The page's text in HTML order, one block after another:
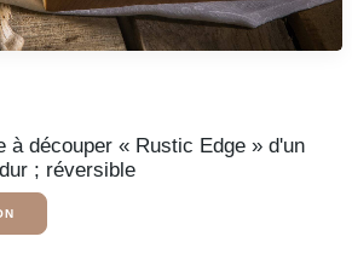
UNE VERSION
à découper « Rustic Edge » d'un
; réversible